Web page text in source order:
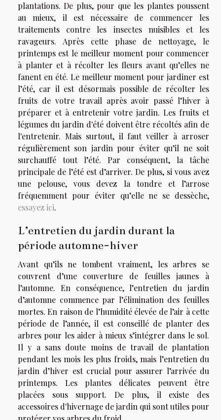
plantations. De plus, pour que les plantes poussent
au mieux, il est nécessaire de commencer les
traitements contre les insectes nuisibles et les
ravageurs. Après cette phase de nettoyage, le
printemps est le meilleur moment pour commencer
à planter et à récolter les fleurs avant qu’elles ne
fanent en été. Le meilleur moment pour jardiner est
l’été, car il est désormais possible de récolter les
fruits de votre travail après avoir passé l’hiver à
préparer et à entretenir votre jardin. Les fruits et
légumes du jardin d'été doivent être récoltés afin de
l'entretenir. Mais surtout, il faut veiller à arroser
régulièrement son jardin pour éviter qu’il ne soit
surchauffé tout l’été. Par conséquent, la tâche
principale de l’été est d’arriver. De plus, si vous avez
une pelouse, vous devez la tondre et l’arrose
fréquemment pour éviter qu’elle ne se dessèche,
essayez ici.
L’entretien du jardin durant la
période automne-hiver
Avant qu’ils ne tombent vraiment, les arbres se
couvrent d’une couverture de feuilles jaunes à
l’automne. En conséquence, l’entretien du jardin
d’automne commence par l’élimination des feuilles
mortes. En raison de l’humidité élevée de l’air à cette
période de l’année, il est conseillé de planter des
arbres pour les aider à mieux s’intégrer dans le sol.
Il y a sans doute moins de travail de plantation
pendant les mois les plus froids, mais l’entretien du
jardin d’hiver est crucial pour assurer l’arrivée du
printemps. Les plantes délicates peuvent être
placées sous support. De plus, il existe des
accessoires d'hivernage de jardin qui sont utiles pour